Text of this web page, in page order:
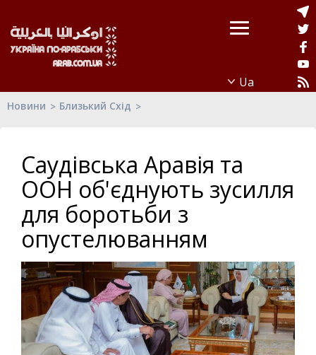
Новини Близький Схід
Саудівська Аравія та
ООН об'єднують зусилля
для боротьби з
опустелюванням